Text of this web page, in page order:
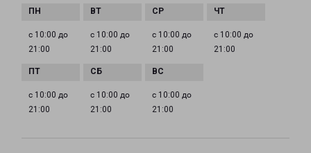
с 10:00 до
21:00
с 10:00 до
21:00
с 10:00 до
21:00
с 10:00 до
21:00
с 10:00 до
21:00
с 10:00 до
21:00
с 10:00 до
21:00